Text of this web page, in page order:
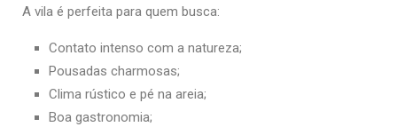
A vila é perfeita para quem busca:
Contato intenso com a natureza;
Pousadas charmosas;
Clima rústico e pé na areia;
Boa gastronomia;